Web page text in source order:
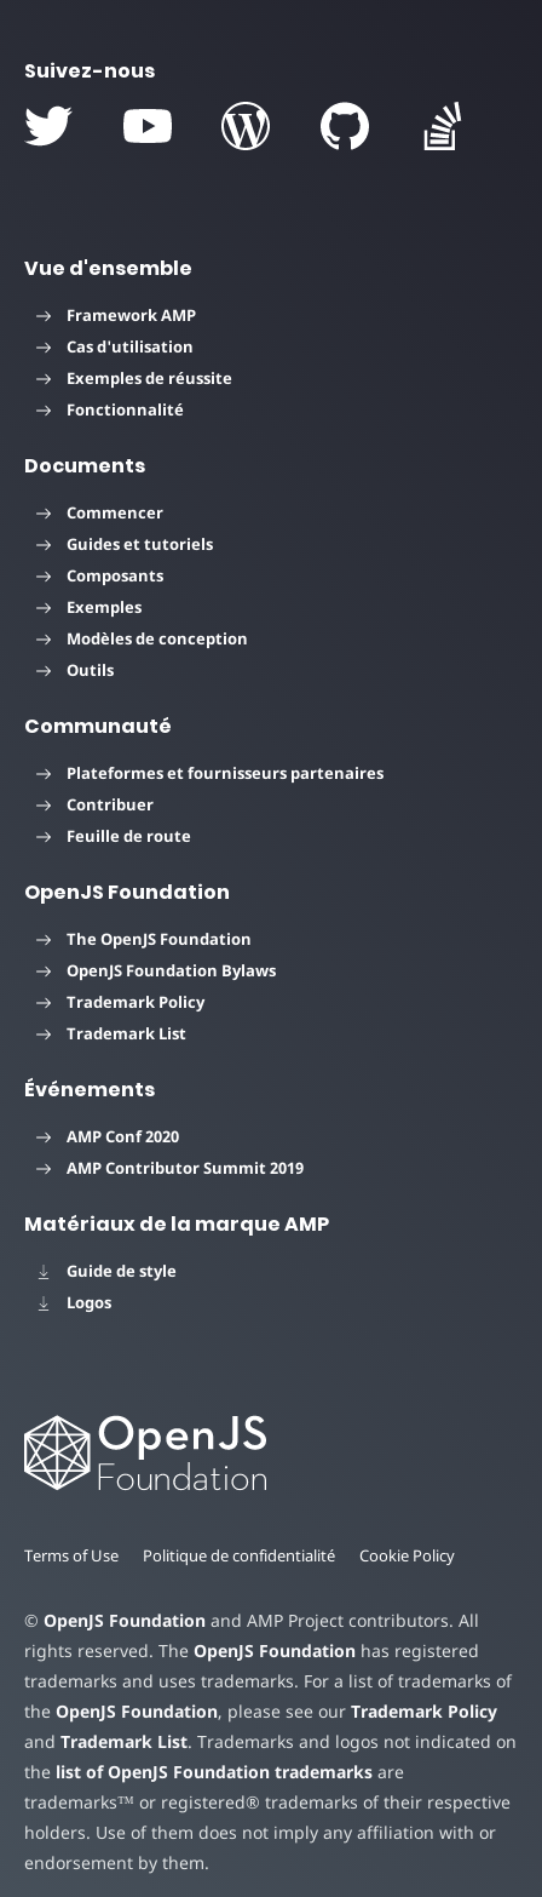
Suivez-nous
Vue d'ensemble
Framework AMP
Cas d'utilisation
Exemples de réussite
Fonctionnalité
Documents
Commencer
Guides et tutoriels
Composants
Exemples
Modèles de conception
Outils
Communauté
Plateformes et fournisseurs partenaires
Contribuer
Feuille de route
OpenJS Foundation
The OpenJS Foundation
OpenJS Foundation Bylaws
Trademark Policy
Trademark List
Événements
AMP Conf 2020
AMP Contributor Summit 2019
Matériaux de la marque AMP
Guide de style
Logos
Terms of Use Politique de confidentialité Cookie Policy
© OpenJS Foundation and AMP Project contributors. All
rights reserved. The OpenJS Foundation has registered
trademarks and uses trademarks. For a list of trademarks of
the OpenJS Foundation, please see our Trademark Policy
and Trademark List. Trademarks and logos not indicated on
the list of OpenJS Foundation trademarks are
trademarks™ or registered® trademarks of their respective
holders. Use of them does not imply any affiliation with or
endorsement by them.